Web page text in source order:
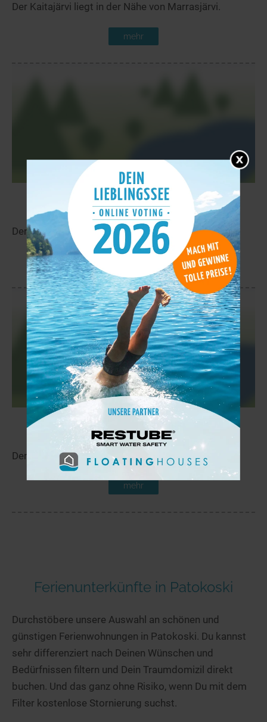
Der Kaitajärvi liegt in der Nähe von Marrasjärvi.
mehr
Alakätkäjärvi 10,6 km
Der Alakätkäjärvi liegt in der Nähe von Patokoski.
Kotajärvi 10,9 km
Der Kotajärvi liegt in der Nähe von Patokoski.
mehr
Ferienunterkünfte in Patokoski
Durchstöbere unsere Auswahl an schönen und
günstigen Ferienwohnungen in Patokoski. Du kannst
sehr differenziert nach Deinen Wünschen und
Bedürfnissen filtern und Dein Traumdomizil direkt
buchen. Und das ganz ohne Risiko, wenn Du mit dem
Filter kostenlose Stornierung suchst.